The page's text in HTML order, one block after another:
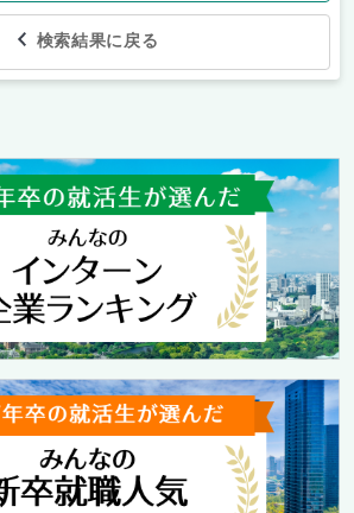
検索結果に戻る